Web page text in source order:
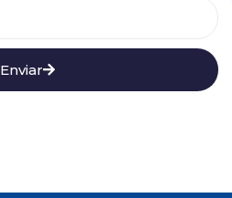
Enviar